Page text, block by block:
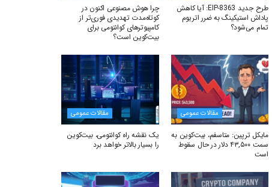
طرح جدید EIP-8363: آیا کاهش
پاداش استیکینگ به ضرر اتریوم
تمام می‌شود؟
چرا هوش مصنوعی اکنون در
کوتاه‌مدت تهدیدی فوری‌تر از
کامپیوترهای کوانتومی برای
بیت‌کوین است؟
مقالات عمومی
مایکل ترپین: متاسفم، بیت‌کوین به
سمت ۴۳,۵۰۰ دلار در حال سقوط
است
مقالات عمومی
یک نقشه راه کوانتومی، بیت‌کوین
را بسیار بالاتر خواهد برد